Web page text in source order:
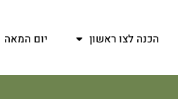
הכנה לצו ראשון יום המאה